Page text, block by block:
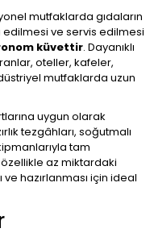
mutfaklarda gıdaların
edilmesi ve servis edilmesi
küvettir. Dayanıklı
oteller, kafeler,
mutfaklarda uzun
uygun olarak
tezgâhları, soğutmalı
tam
az miktardaki
hazırlanması için ideal